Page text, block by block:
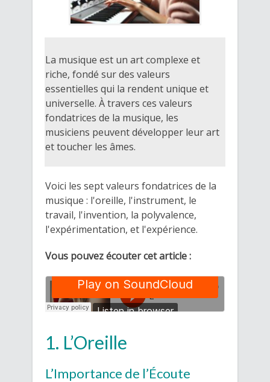
La musique est un art complexe et
riche, fondé sur des valeurs
essentielles qui la rendent unique et
universelle. À travers ces valeurs
fondatrices de la musique, les
musiciens peuvent développer leur art
et toucher les âmes.
Voici les sept valeurs fondatrices de la
musique : l'oreille, l'instrument, le
travail, l'invention, la polyvalence,
l'expérimentation, et l'expérience.
Vous pouvez écouter cet article :
1. L’Oreille
L’Importance de l’Écoute